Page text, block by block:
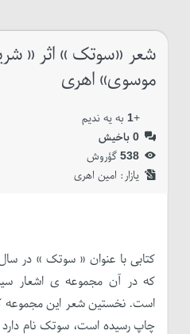
شعر «سوتک » اثر «
موسوی» اهری
+
1 به یه ندیم
0باخیش
538گؤروش
یازار:‌ امین اهری
که در آن مجموعه ی اشعار
است. نخستین شعر این مجموعه